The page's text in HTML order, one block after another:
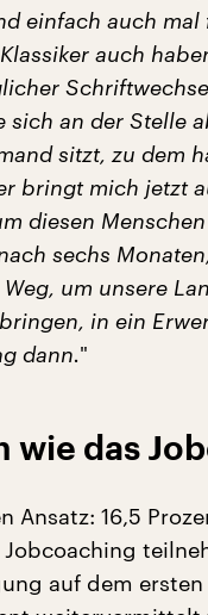
einfach auch mal
auch
sich an der Stelle
sitzt, zu dem
bringt mich jetzt
diesen
sechs
um unsere
, in ein
dann."
wie das
Ansatz: 16,5
auf dem